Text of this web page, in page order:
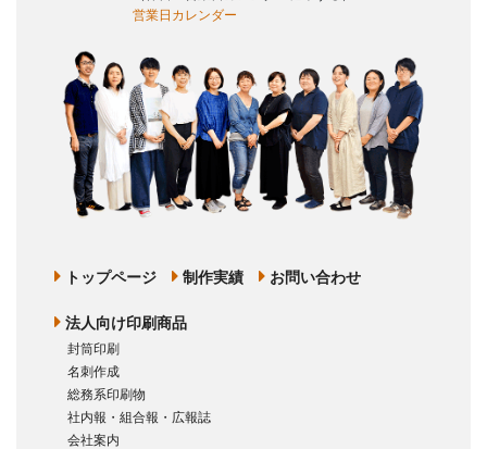
営業日カレンダー
トップページ 制作実績 お問い合わせ
法人向け印刷商品
封筒印刷
名刺作成
総務系印刷物
社内報・組合報・広報誌
会社案内